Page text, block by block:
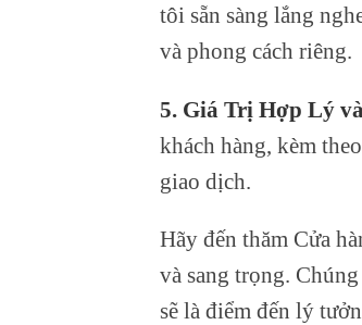
tôi sẵn sàng lắng
và phong cách riêng.
5. Giá Trị Hợp Lý
khách hàng, kèm
giao dịch.
Hãy đến thăm Cửa
và sang trọng.
sẽ là điểm đến lý